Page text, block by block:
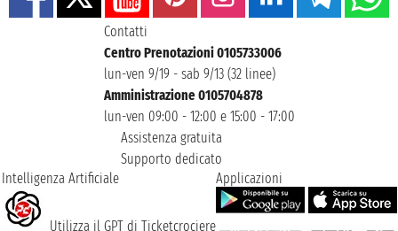
Contatti
Centro Prenotazioni 0105733006
lun-ven 9/19 - sab 9/13 (32 linee)
Amministrazione 0105704878
lun-ven 09:00 - 12:00 e 15:00 - 17:00
Assistenza gratuita
Supporto dedicato
Intelligenza Artificiale
Utilizza il GPT di Ticketcrociere
Applicazioni